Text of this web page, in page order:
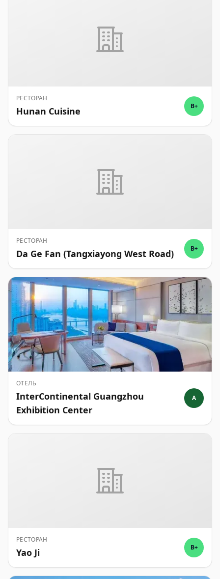
РЕСТОРАН
Hunan Cuisine B+
РЕСТОРАН
Da Ge Fan (Tangxiayong West Road) B+
ОТЕЛЬ
InterContinental Guangzhou
Exhibition Center
A
РЕСТОРАН
Yao Ji B+